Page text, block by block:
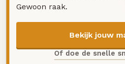
Gewoon raak.
Bekijk jouw
Of doe de snelle